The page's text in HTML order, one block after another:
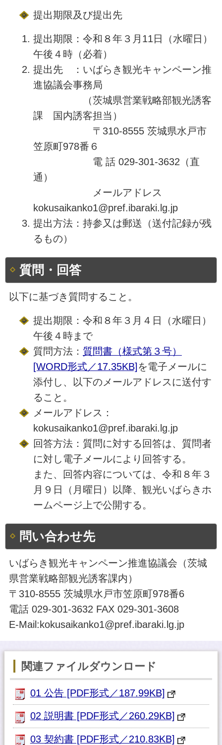
提出期限及び提出先
提出期限：令和８年３月11日（水曜日）
午後４時（必着）
提出先 ：いばらき観光キャンペーン推
進協議会事務局
（茨城県営業戦略部観光誘客
課 国内誘客担当）
〒310-8555 茨城県水戸市
笠原町978番６
電 話 029-301-3632（直
通）
メールアドレス
kokusaikanko1@pref.ibaraki.lg.jp
提出方法：持参又は郵送（送付記録が残
るもの）
質問・回答
以下に基づき質問すること。
提出期限：令和８年３月４日（水曜日）
午後４時まで
質問方法： 質問書（様式第３号）
[WORD形式／17.35KB] を電子メールに
添付し、以下のメールアドレスに送付す
ること。
メールアドレス：
kokusaikanko1@pref.ibaraki.lg.jp
回答方法：質問に対する回答は、質問者
に対し電子メールにより回答する。
また、回答内容については、令和８年３
月９日（月曜日）以降、観光いばらきホ
ームページ上で公開する。
問い合わせ先
いばらき観光キャンペーン推進協議会（茨城
県営業戦略部観光誘客課内）
〒310-8555 茨城県水戸市笠原町978番6
電話 029-301-3632 FAX 029-301-3608
E-Mail:kokusaikanko1@pref.ibaraki.lg.jp
関連ファイルダウンロード
01 公告 [PDF形式／187.99KB]
02 説明書 [PDF形式／260.29KB]
03 契約書 [PDF形式／210.83KB]